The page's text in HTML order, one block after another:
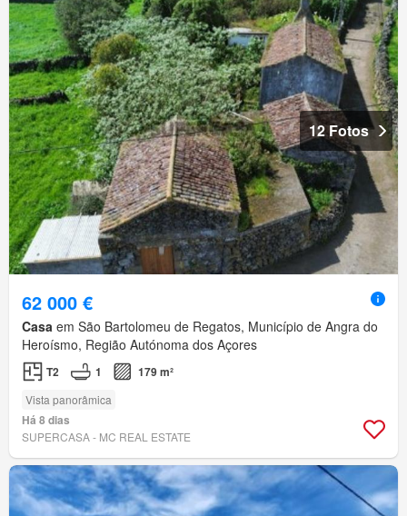
12 Fotos
62 000 €
Casa em São Bartolomeu de Regatos, Município de Angra do
Heroísmo, Região Autónoma dos Açores
T2 1 179 m²
Vista panorâmica
Há 8 dias
SUPERCASA - MC REAL ESTATE